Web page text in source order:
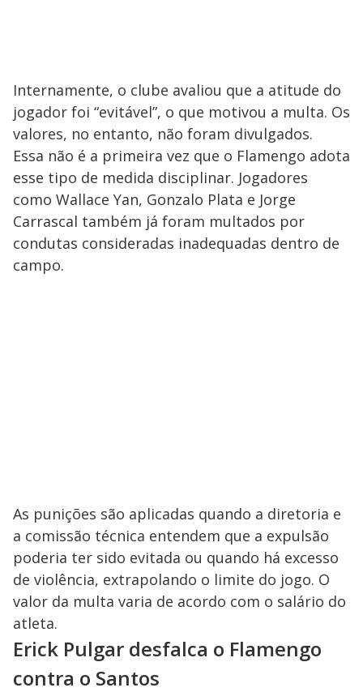
Internamente, o clube avaliou que a atitude do
jogador foi “evitável”, o que motivou a multa. Os
valores, no entanto, não foram divulgados.
Essa não é a primeira vez que o Flamengo adota
esse tipo de medida disciplinar. Jogadores
como Wallace Yan, Gonzalo Plata e Jorge
Carrascal também já foram multados por
condutas consideradas inadequadas dentro de
campo.
As punições são aplicadas quando a diretoria e
a comissão técnica entendem que a expulsão
poderia ter sido evitada ou quando há excesso
de violência, extrapolando o limite do jogo. O
valor da multa varia de acordo com o salário do
atleta.
Erick Pulgar desfalca o Flamengo
contra o Santos